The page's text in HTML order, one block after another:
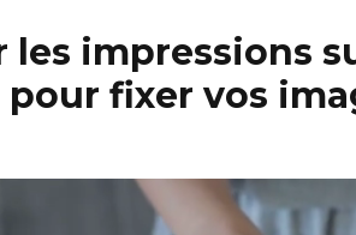
impressions
fixer vos